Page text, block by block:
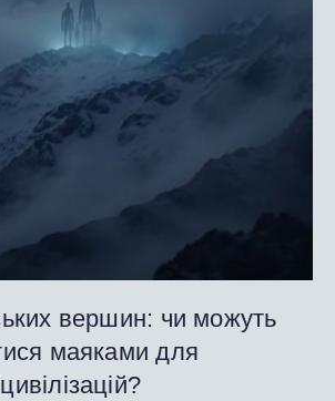
вершин: чи можуть
маяками для